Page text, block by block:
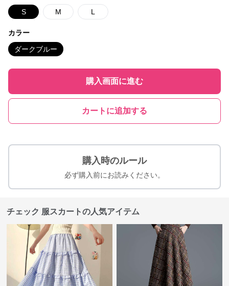
S M L
カラー
ダークブルー
購入画面に進む
カートに追加する
購入時のルール
必ず購入前にお読みください。
チェック 服スカートの人気アイテム